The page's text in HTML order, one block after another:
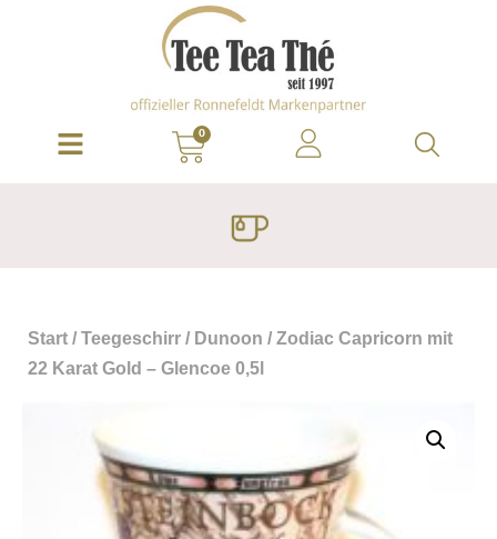
0
Start / Teegeschirr / Dunoon / Zodiac Capricorn mit
22 Karat Gold – Glencoe 0,5l